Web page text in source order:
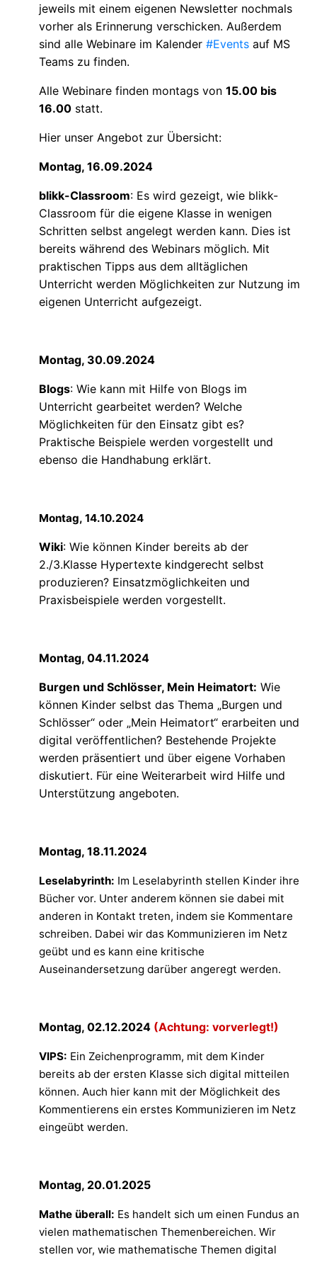
jeweils mit einem eigenen Newsletter nochmals
vorher als Erinnerung verschicken. Außerdem
sind alle Webinare im Kalender #Events auf MS
Teams zu finden.
Alle Webinare finden montags von 15.00 bis
16.00 statt.
Hier unser Angebot zur Übersicht:
Montag, 16.09.2024
blikk-Classroom: Es wird gezeigt, wie blikk-
Classroom für die eigene Klasse in wenigen
Schritten selbst angelegt werden kann. Dies ist
bereits während des Webinars möglich. Mit
praktischen Tipps aus dem alltäglichen
Unterricht werden Möglichkeiten zur Nutzung im
eigenen Unterricht aufgezeigt.
Montag, 30.09.2024
Blogs: Wie kann mit Hilfe von Blogs im
Unterricht gearbeitet werden? Welche
Möglichkeiten für den Einsatz gibt es?
Praktische Beispiele werden vorgestellt und
ebenso die Handhabung erklärt.
Montag, 14.10.2024
Wiki: Wie können Kinder bereits ab der
2./3.Klasse Hypertexte kindgerecht selbst
produzieren? Einsatzmöglichkeiten und
Praxisbeispiele werden vorgestellt.
Montag, 04.11.2024
Burgen und Schlösser, Mein Heimatort: Wie
können Kinder selbst das Thema „Burgen und
Schlösser“ oder „Mein Heimatort“ erarbeiten und
digital veröffentlichen? Bestehende Projekte
werden präsentiert und über eigene Vorhaben
diskutiert. Für eine Weiterarbeit wird Hilfe und
Unterstützung angeboten.
Montag, 18.11.2024
Leselabyrinth: Im Leselabyrinth stellen Kinder ihre
Bücher vor. Unter anderem können sie dabei mit
anderen in Kontakt treten, indem sie Kommentare
schreiben. Dabei wir das Kommunizieren im Netz
geübt und es kann eine kritische
Auseinandersetzung darüber angeregt werden.
Montag, 02.12.2024 (Achtung: vorverlegt!)
VIPS: Ein Zeichenprogramm, mit dem Kinder
bereits ab der ersten Klasse sich digital mitteilen
können. Auch hier kann mit der Möglichkeit des
Kommentierens ein erstes Kommunizieren im Netz
eingeübt werden.
Montag, 20.01.2025
Mathe überall: Es handelt sich um einen Fundus an
vielen mathematischen Themenbereichen. Wir
stellen vor, wie mathematische Themen digital